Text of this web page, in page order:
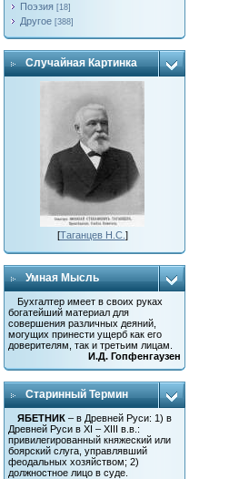
Поэзия [18]
Другое [388]
Случайная Картинка
[Таганцев Н.С. ]
Умная Мысль
Бухгалтер имеет в своих руках
богатейший материал для
совершения различных деяний,
могущих принести ущерб как его
доверителям, так и третьим лицам.
И.Д. Гопфенгаузен
Старинный Термин
ЯБЕТНИК – в Древней Руси: 1) в
Древней Руси в XI – XIII в.в.:
привилегированный княжеский или
боярский слуга, управлявший
феодальных хозяйством; 2)
должностное лицо в суде.